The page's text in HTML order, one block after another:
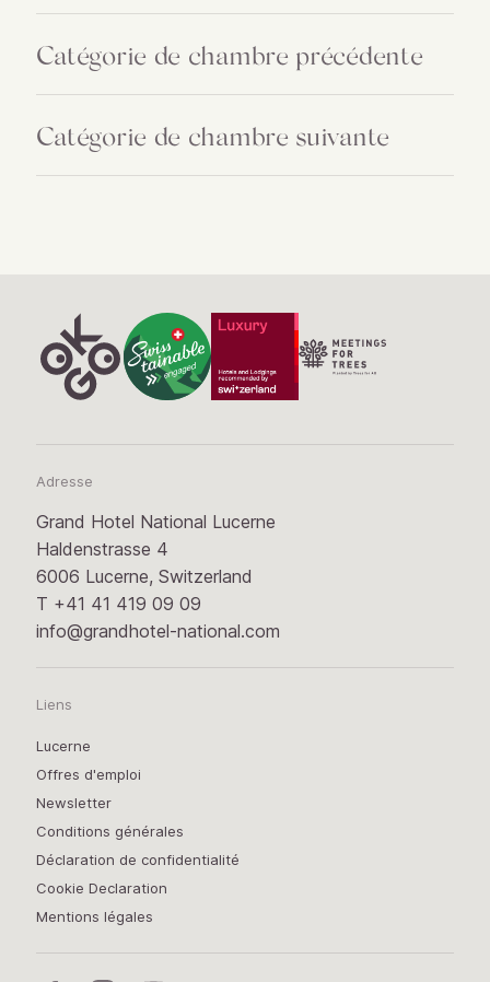
Catégorie de chambre précédente
Catégorie de chambre suivante
Adresse
Grand Hotel National Lucerne
Haldenstrasse 4
6006 Lucerne, Switzerland
T +41 41 419 09 09
info@grandhotel-national.com
Liens
Lucerne
Offres d'emploi
Newsletter
Conditions générales
Déclaration de confidentialité
Cookie Declaration
Mentions légales